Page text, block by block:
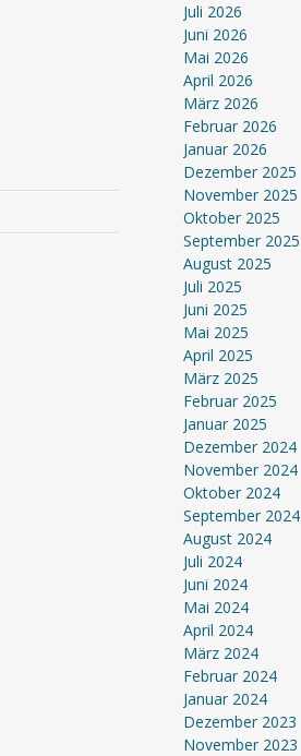
Juli 2026
Juni 2026
Mai 2026
April 2026
März 2026
Februar 2026
Januar 2026
Dezember 2025
November 2025
Oktober 2025
September 2025
August 2025
Juli 2025
Juni 2025
Mai 2025
April 2025
März 2025
Februar 2025
Januar 2025
Dezember 2024
November 2024
Oktober 2024
September 2024
August 2024
Juli 2024
Juni 2024
Mai 2024
April 2024
März 2024
Februar 2024
Januar 2024
Dezember 2023
November 2023